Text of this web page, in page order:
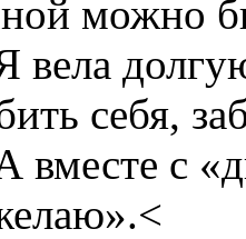
можно
вела
себя,
вместе с